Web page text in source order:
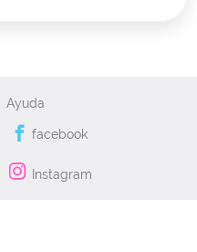
Ayuda
facebook
Instagram